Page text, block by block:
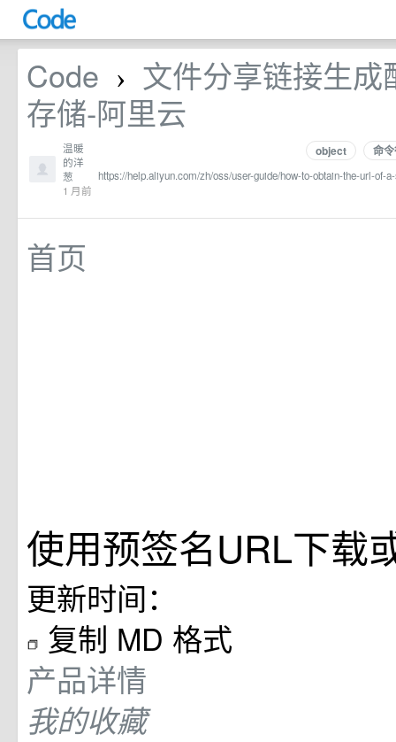
Code › 文件分享链接生成
存储-阿里云
object 命
https://help.aliyun.com/zh/oss/user-guide/how-to-obtain-the-url-of-
温暖
的洋
葱
1 月前
首页
使用预签名URL下载
更新时间：
复制 MD 格式
产品详情
我的收藏